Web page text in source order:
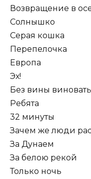
Возвращение в
Солнышко
Серая кошка
Перепелочка
Европа
Эх!
Без вины
Ребята
32 минуты
Зачем же люди
За Дунаем
За белою рекой
Только ночь